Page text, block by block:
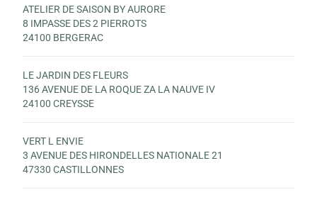
ATELIER DE SAISON BY AURORE
8 IMPASSE DES 2 PIERROTS
24100 BERGERAC
LE JARDIN DES FLEURS
136 AVENUE DE LA ROQUE ZA LA NAUVE IV
24100 CREYSSE
VERT L ENVIE
3 AVENUE DES HIRONDELLES NATIONALE 21
47330 CASTILLONNES